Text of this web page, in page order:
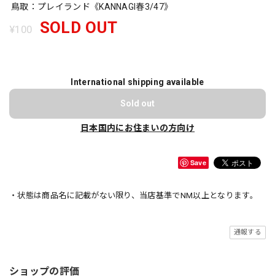
鳥取：プレイランド《KANNAGI春3/47》
¥100 SOLD OUT
International shipping available
Sold out
日本国内にお住まいの方向け
Save
・状態は商品名に記載がない限り、当店基準でNM以上となります。
通報する
ショップの評価